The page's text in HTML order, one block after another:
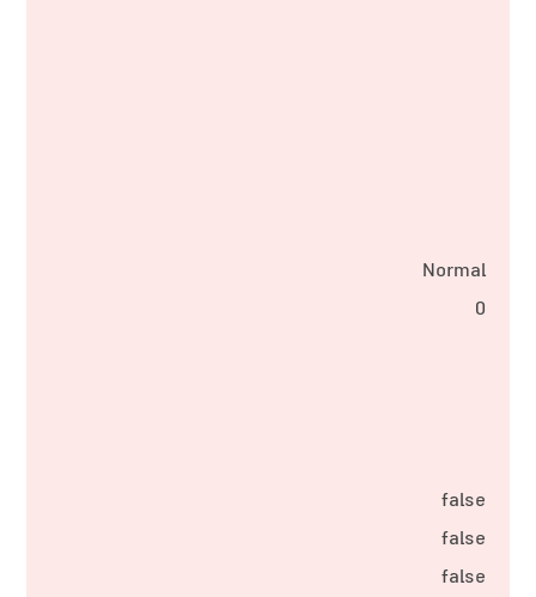
Normal
0
false
false
false